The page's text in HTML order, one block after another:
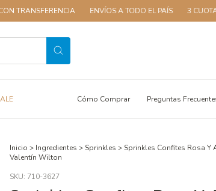
ENVÍOS A TODO EL PAÍS 3 CUOTAS
Cómo Comprar Preguntas
Inicio > Ingredientes > Sprinkles > Sprinkles Confites Rosa Y
Valentín Wilton
SKU: 710-3627